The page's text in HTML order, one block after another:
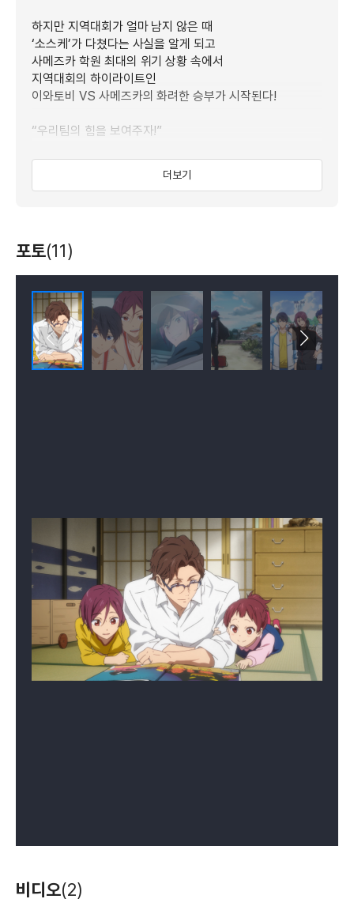
하지만 지역대회가 얼마 남지 않은 때
‘소스케’가 다쳤다는 사실을 알게 되고
사메즈카 학원 최대의 위기 상황 속에서
지역대회의 하이라이트인
이와토비 VS 사메즈카의 화려한 승부가 시작된다!
“우리팀의 힘을 보여주자!”
약속할게, 끝까지 해내겠다고!
함께 그리고 싶은 꿈이 있어
더보기
포토(11)
비디오(2)